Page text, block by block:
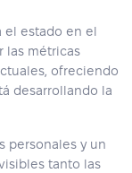
el estado en el
las métricas
ofreciendo
desarrollando la
personales y un
tanto las